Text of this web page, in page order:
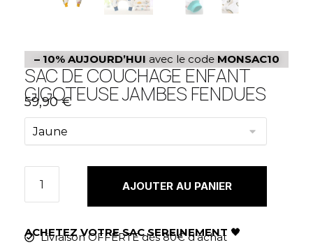
– 10% AUJOURD’HUI avec le code MONSAC10
SAC DE COUCHAGE ENFANT
GIGOTEUSE JAMBES FENDUES
59,90€
AJOUTER AU PANIER
ACHETEZ VOTRE SAC SEREINEMENT 🖤
Livraison OFFERTE dès 80€ d'achat